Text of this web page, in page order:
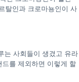
탈인과 크로마뇽인이 사
는 사회들이 생겼고 유라
를 제외하면 이렇게 할